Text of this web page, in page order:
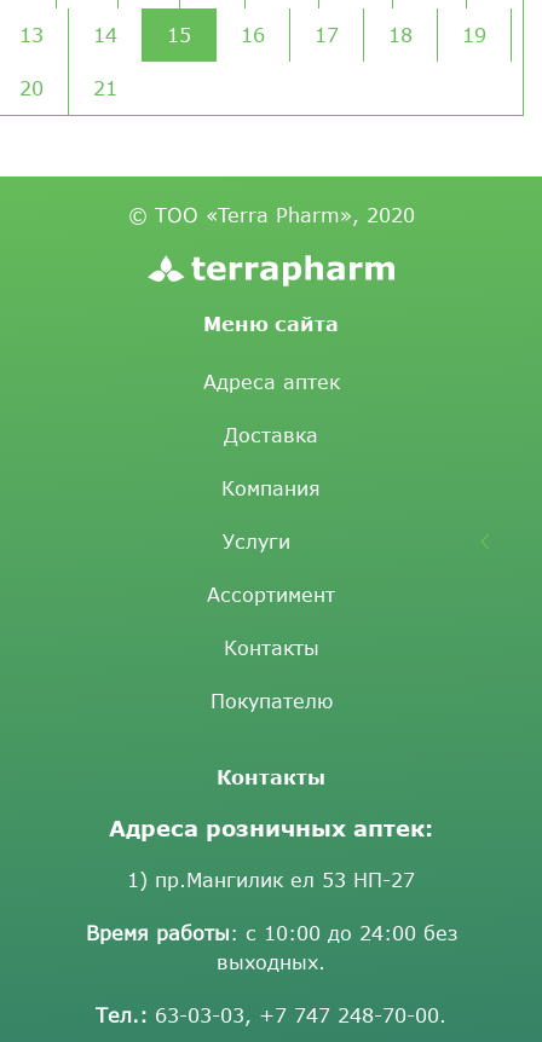
13 14 15 16 17 18 19
20 21
© ТОО «Terra Pharm», 2020
Меню сайта
Адреса аптек
Доставка
Компания
Услуги
Ассортимент
Контакты
Покупателю
Контакты
Адреса розничных аптек:
1) пр.Мангилик ел 53 НП-27
Время работы: с 10:00 до 24:00 без
выходных.
Тел.: 63-03-03, +7 747 248-70-00.